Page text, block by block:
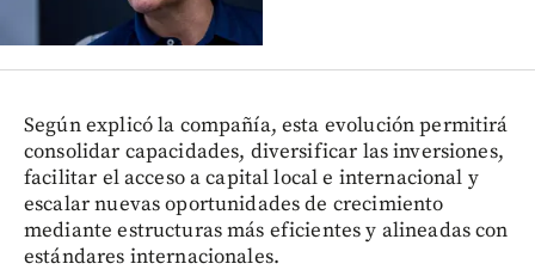
Según explicó la compañía, esta evolución permitirá
consolidar capacidades, diversificar las inversiones,
facilitar el acceso a capital local e internacional y
escalar nuevas oportunidades de crecimiento
mediante estructuras más eficientes y alineadas con
estándares internacionales.